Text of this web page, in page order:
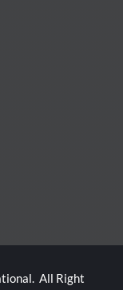
All Right